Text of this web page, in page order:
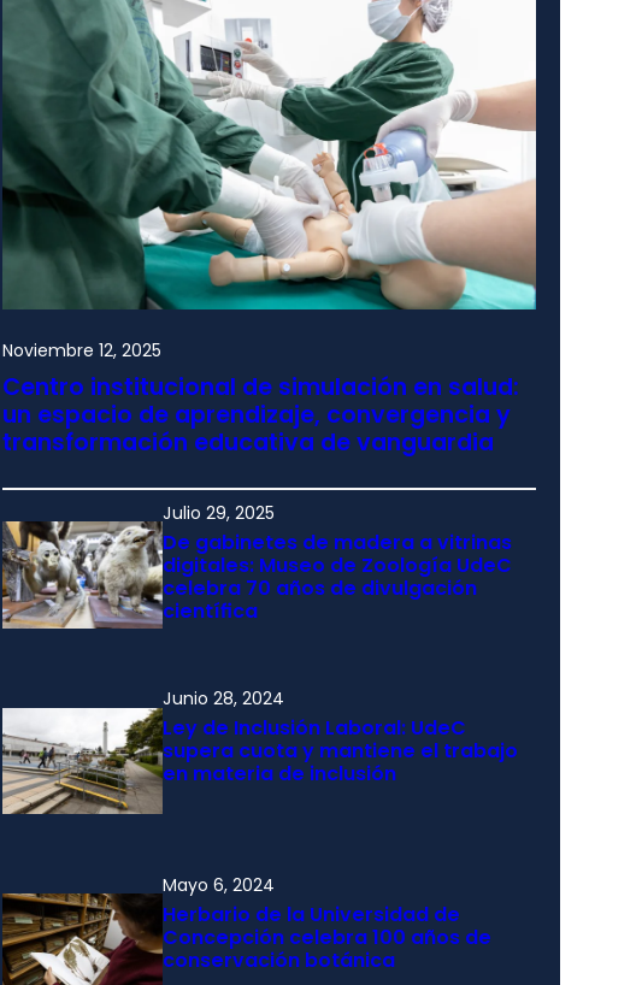
Noviembre 12, 2025
Centro institucional de simulación en salud:
un espacio de aprendizaje, convergencia y
transformación educativa de vanguardia
Julio 29, 2025
De gabinetes de madera a vitrinas
digitales: Museo de Zoología UdeC
celebra 70 años de divulgación
científica
Junio 28, 2024
Ley de Inclusión Laboral: UdeC
supera cuota y mantiene el trabajo
en materia de inclusión
Mayo 6, 2024
Herbario de la Universidad de
Concepción celebra 100 años de
conservación botánica